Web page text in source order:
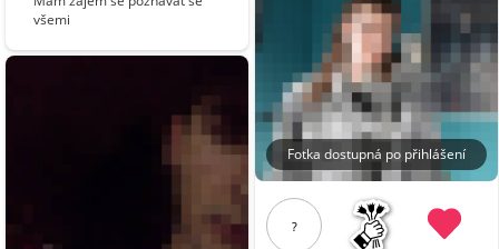
všemi
Fotka dostupná po přihlášení
?